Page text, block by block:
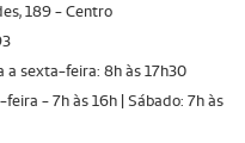
189 - Centro
a sexta-feira: 8h às 17h30
- 7h às 16h | Sábado: 7h às